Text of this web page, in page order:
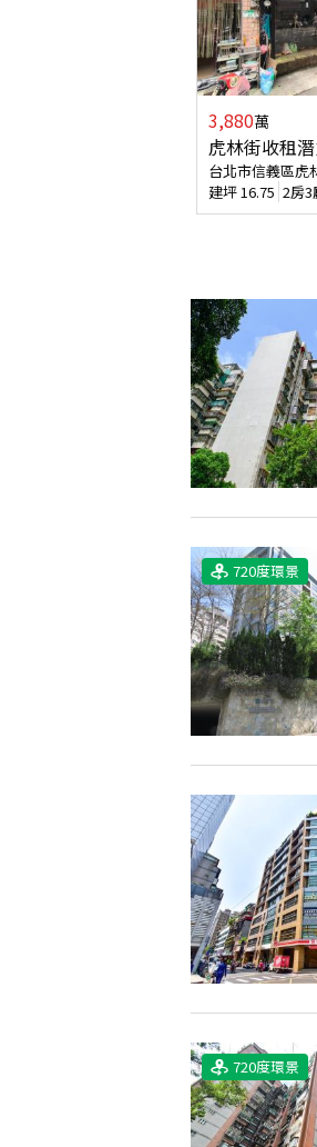
3,880萬
虎林街收租
台北市信義區虎
建坪16.75 2房3
720度環景
720度環景